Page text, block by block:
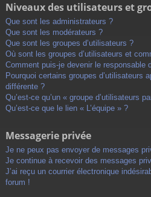
Niveaux des utilisateurs et
Que sont les administrateurs ?
Que sont les modérateurs ?
Que sont les groupes d’utilisateurs ?
Où sont les groupes d’utilisateurs et
Comment puis-je devenir le responsable
Pourquoi certains groupes d’utilisateurs
différente ?
Qu’est-ce qu’un « groupe d’utilisateurs
Qu’est-ce que le lien « L’équipe » ?
Messagerie privée
Je ne peux pas envoyer de messages
Je continue à recevoir des messages
J’ai reçu un courrier électronique
forum !